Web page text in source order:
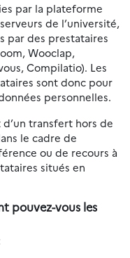
par la plateforme
de l’université,
par des prestataires
Wooclap,
Compilatio). Les
sont donc pour
personnelles.
transfert hors de
le cadre de
ou de recours à
situés en
pouvez-vous les